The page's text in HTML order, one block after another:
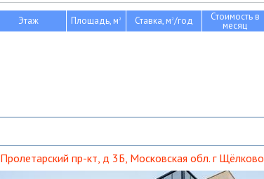
Этаж Площадь, м2 Ставка, м2/год Стоимость в
месяц
Пролетарский пр-кт, д 3Б, Московская обл. г Щёлково